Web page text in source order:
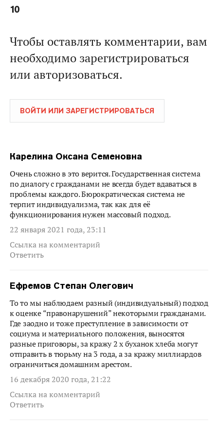
10
Чтобы оставлять комментарии, вам
необходимо зарегистрироваться
или авторизоваться.
ВОЙТИ ИЛИ ЗАРЕГИСТРИРОВАТЬСЯ
Карелина Оксана Семеновна
Очень сложно в это верится. Государственная система
по диалогу с гражданами не всегда будет вдаваться в
проблемы каждого. Бюрократическая система не
терпит индивидуализма, так как для её
функционирования нужен массовый подход.
22 января 2021 года, 23:11
Ссылка на комментарий
Ответить
Ефремов Степан Олегович
То то мы наблюдаем разный (индивидуальный) подход
к оценке “правонарушений” некоторыми гражданами.
Где заодно и тоже преступление в зависимости от
социума и материального положения, выносятся
разные приговоры, за кражу 2 х буханок хлеба могут
отправить в тюрьму на 3 года, а за кражу миллиардов
ограничиться домашним арестом.
16 декабря 2020 года, 21:22
Ссылка на комментарий
Ответить